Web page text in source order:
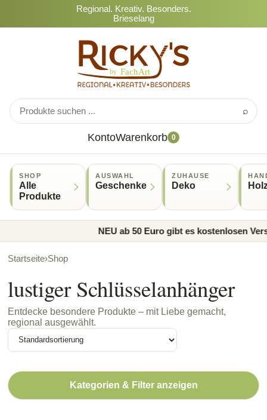
Regional. Kreativ. Besonders.
Brieselang
⌕
KontoWarenkorb 0
SHOP
Alle
Produkte
AUSWAHL
Geschenke
ZUHAUSE
Deko
NEU ab 50 Euro gibt es kostenlosen
Startseite›Shop
lustiger Schlüsselanhänger
Entdecke besondere Produkte – mit Liebe gemacht,
regional ausgewählt.
Kategorien & Filter anzeigen